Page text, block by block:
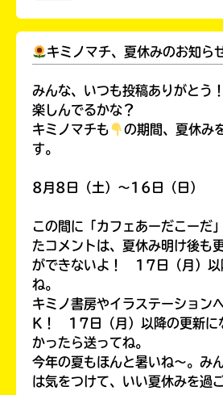
キミノマチ、夏休みのお知ら
みんな、いつも投稿ありがとう
楽しんでるかな？
キミノマチも
の期間、夏休み
す。
8月8日（土）～16日（日）
この間に「カフェあーだこーだ
たコメントは、夏休み明け後も
ができないよ！ 17日（月）以
ね。
キミノ書房やイラステーション
K！ 17日（月）以降の更新に
かったら送ってね。
今年の夏もほんと暑いね～。み
は気をつけて、いい夏休みを過